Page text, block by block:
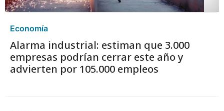
Economía
Alarma industrial: estiman que 3.000
empresas podrían cerrar este año y
advierten por 105.000 empleos